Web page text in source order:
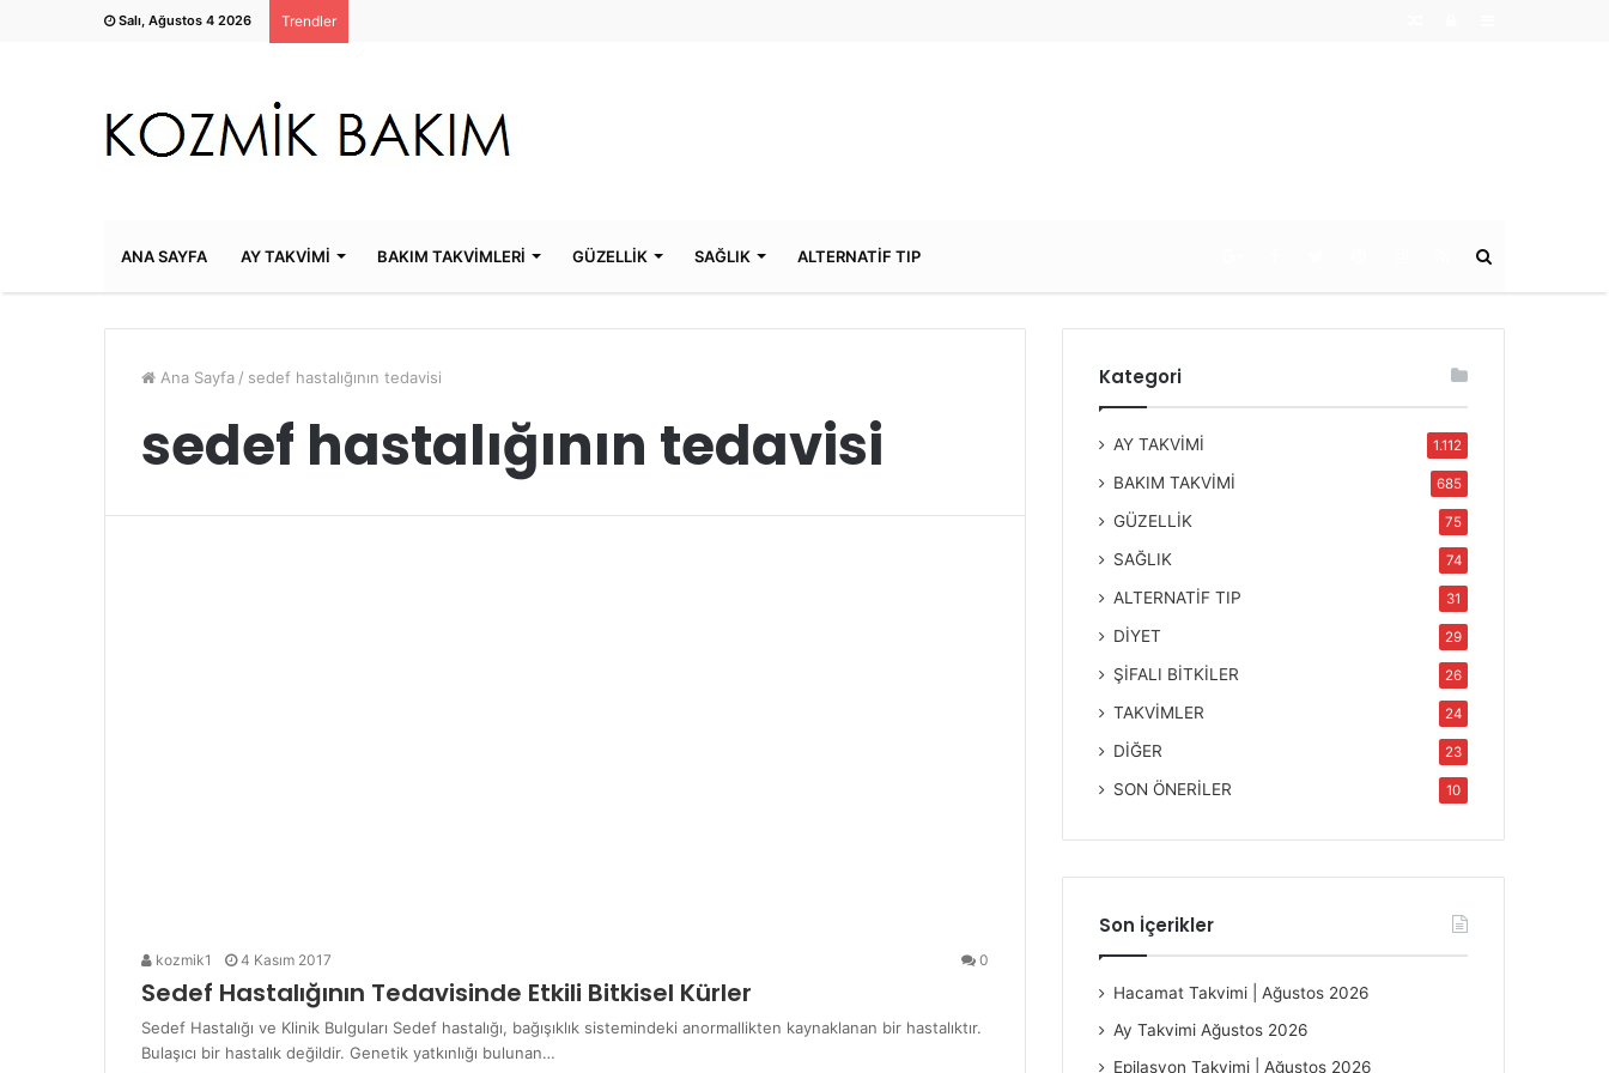
Salı, Ağustos 4 2026 Trendler
ANA SAYFA AY TAKVİMİ BAKIM TAKVİMLERİ GÜZELLİK SAĞLIK ALTERNATİF TIP
Ana Sayfa / sedef hastalığının tedavisi
sedef hastalığının tedavisi
kozmik1 4 Kasım 2017 0
Sedef Hastalığının Tedavisinde Etkili Bitkisel Kürler
Sedef Hastalığı ve Klinik Bulguları Sedef hastalığı, bağışıklık sistemindeki anormallikten kaynaklanan bir hastalıktır.
Bulaşıcı bir hastalık değildir. Genetik yatkınlığı bulunan…
Kategori
AY TAKVİMİ 1.112
BAKIM TAKVİMİ 685
GÜZELLİK 75
SAĞLIK 74
ALTERNATİF TIP 31
DİYET 29
ŞİFALI BİTKİLER 26
TAKVİMLER 24
DİĞER 23
SON ÖNERİLER 10
Son İçerikler
Hacamat Takvimi | Ağustos 2026
Ay Takvimi Ağustos 2026
Epilasyon Takvimi | Ağustos 2026